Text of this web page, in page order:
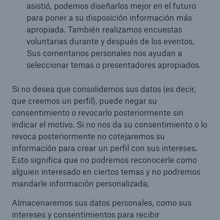
asistió, podemos diseñarlos mejor en el futuro
para poner a su disposición información más
apropiada. También realizamos encuestas
voluntarias durante y después de los eventos.
Sus comentarios personales nos ayudan a
seleccionar temas o presentadores apropiados.
Si no desea que consolidemos sus datos (es decir,
que creemos un perfil), puede negar su
consentimiento o revocarlo posteriormente sin
indicar el motivo. Si no nos da su consentimiento o lo
revoca posteriormente no cotejaremos su
información para crear un perfil con sus intereses.
Esto significa que no podremos reconocerle como
alguien interesado en ciertos temas y no podremos
mandarle información personalizada.
Almacenaremos sus datos personales, como sus
intereses y consentimientos para recibir